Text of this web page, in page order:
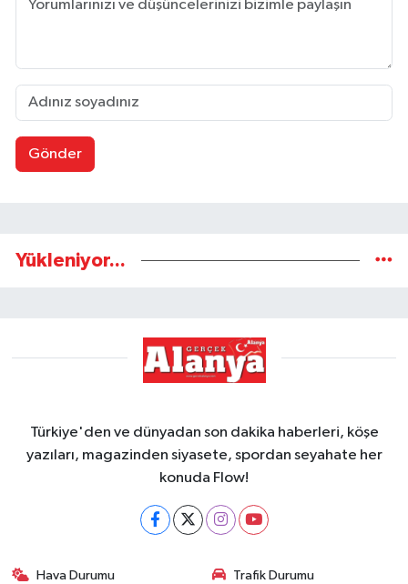
Gönder
Yükleniyor...
Türkiye'den ve dünyadan son dakika haberleri, köşe
yazıları, magazinden siyasete, spordan seyahate her
konuda Flow!
Hava Durumu Trafik Durumu